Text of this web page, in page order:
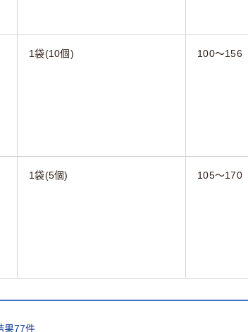
1袋(10個) 100～156
1袋(5個) 105～170
果77件